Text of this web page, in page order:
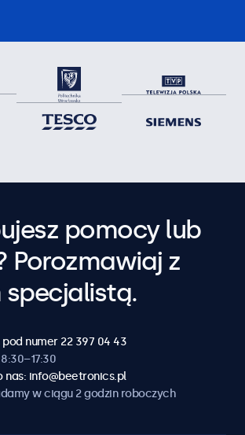
pomocy lub
Porozmawiaj z
specjalistą.
numer 22 397 04 43
nas: info@beetronics.pl
w ciągu 2 godzin roboczych